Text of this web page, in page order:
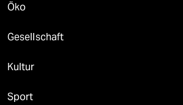
Öko
Gesellschaft
Kultur
Sport